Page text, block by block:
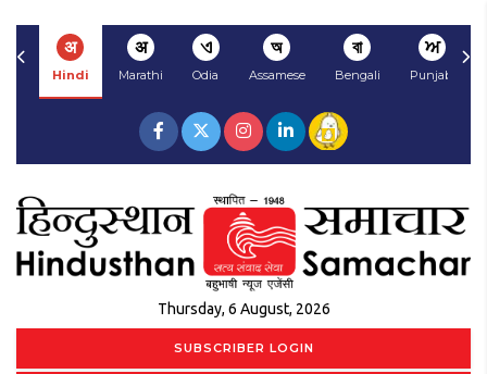
अ
Hindi
अ
Marathi
ଏ
Odia
অ
Assamese
বা
Bengali
ਅ
Punjabi
Thursday, 6 August, 2026
SUBSCRIBER LOGIN